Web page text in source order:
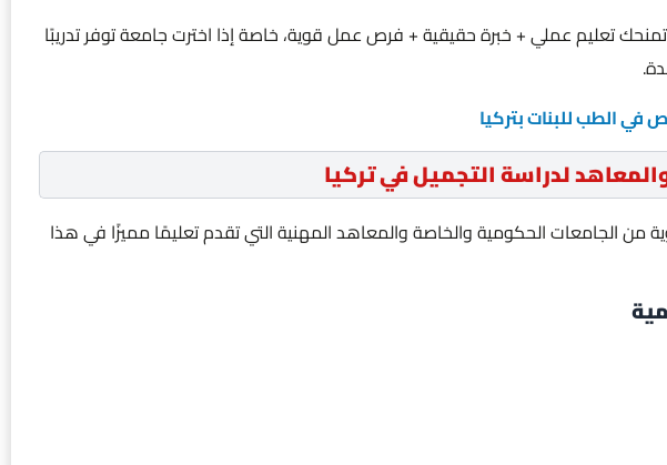
تعليم عملي + خبرة حقيقية + فرص عمل قوية، خاصة إذا اخترت جامعة توفر تدريبًا
الطب للبنات بتركيا
لدراسة التجميل في تركيا
من الجامعات الحكومية والخاصة والمعاهد المهنية التي تقدم تعليمًا مميزًا في هذا